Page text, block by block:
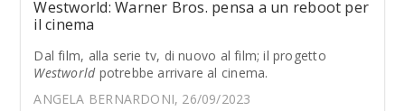
Westworld: Warner Bros. pensa a un reboot per
il cinema
Dal film, alla serie tv, di nuovo al film; il progetto
Westworldpotrebbe arrivare al cinema.
ANGELA BERNARDONI, 26/09/2023